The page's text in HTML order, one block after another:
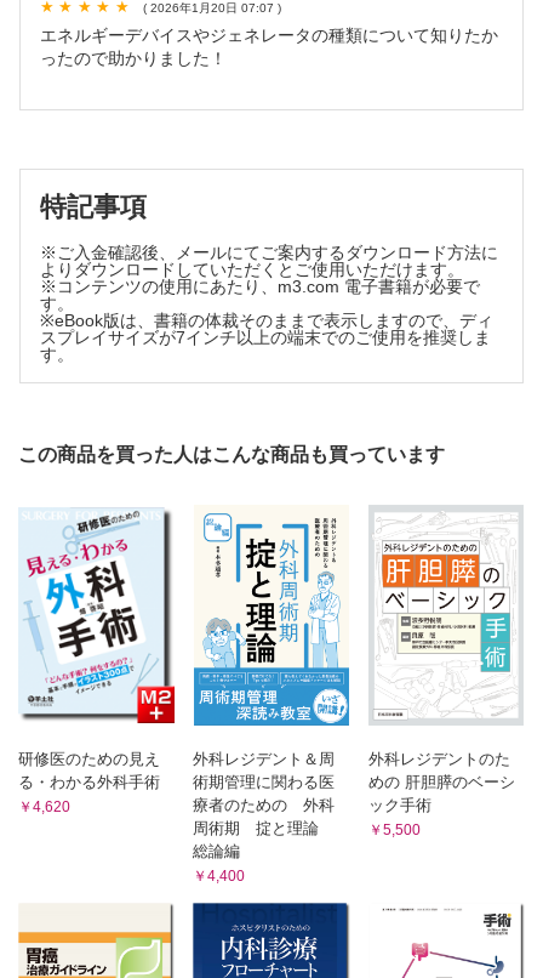
3-02 気腹・排煙装置
3-03 トロッカー
3-04 内視鏡手術鉗子
第4部 内視鏡手術消耗品
4-02 検体回収袋
4-03 組織圧排子・リトラクター
4-04 内視鏡スコープ曇り止め・トロカー清拭
4-05 鏡視下手術用ガーゼ・スポンジ
5-03 肝胆膵手術で用いるチューブ
5-05 鼠径ヘルニア用メッシュ
5-06 CVポート
5-07 胃瘻造設キット
5-08 デンバーシャント
第6部 手術中に使う薬品
6-01 癒着防止材
6-02 止血材
6-03 組織接着剤
謝辞
( 2026年1月20日 07:07 )
エネルギーデバイスやジェネレータの種類について知りたか
ったので助かりました！
特記事項
※ご入金確認後、メールにてご案内するダウンロード方法に
よりダウンロードしていただくとご使用いただけます。
※コンテンツの使用にあたり、m3.com 電子書籍が必要で
す。
※eBook版は、書籍の体裁そのままで表示しますので、ディ
スプレイサイズが7インチ以上の端末でのご使用を推奨しま
す。
この商品を買った人はこんな商品も買っています
研修医のための見え
る・わかる外科手術
￥4,620
外科レジデント＆周
術期管理に関わる医
療者のための 外科
周術期 掟と理論
総論編
￥4,400
外科レジデントのた
めの 肝胆膵のベーシ
ック手術
￥5,500